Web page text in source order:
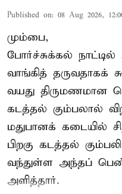
Published on: 08 Aug 2026,
மும்பை,
போர்ச்சுக்கல்
வாங்கித் தருவதாகக்
வயது திருமணமான
கடத்தல் கும்பலால்
மதுபானக் கடையில்
பிறகு கடத்தல்
வந்துள்ள அந்தப்
அளித்தார்.